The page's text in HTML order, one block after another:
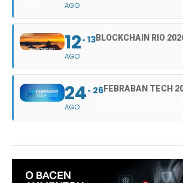
AGO
12
AGO
13BLOCKCHAIN RIO
24
AGO
26FEBRABAN TECH